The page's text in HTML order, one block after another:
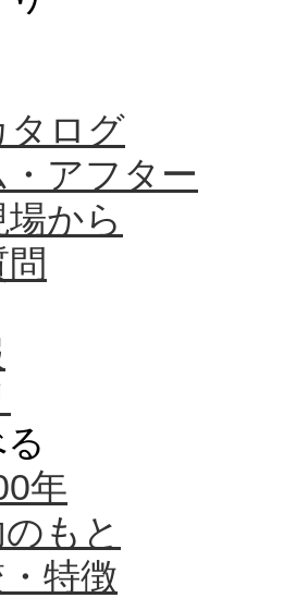
タログ
・アフター
から
年
もと
特徴